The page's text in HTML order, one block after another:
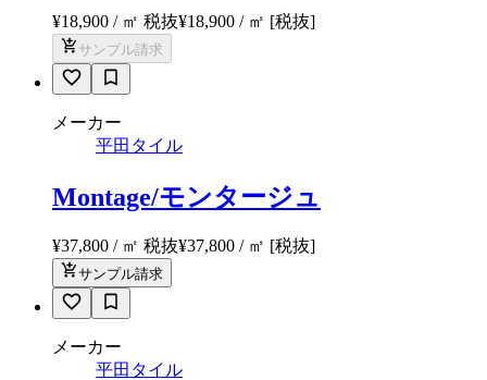
¥18,900 / ㎡ 税抜¥18,900 / ㎡ [税抜]
サンプル請求
メーカー
平田タイル
Montage/モンタージュ
¥37,800 / ㎡ 税抜¥37,800 / ㎡ [税抜]
サンプル請求
メーカー
平田タイル